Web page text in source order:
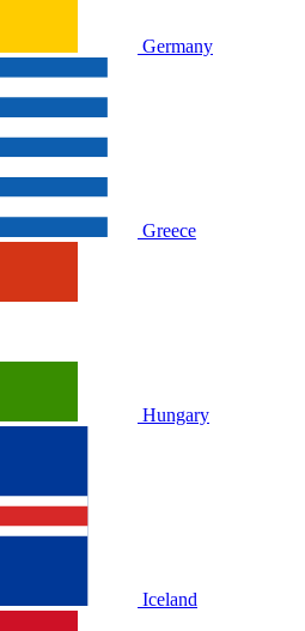
Germany
Greece
Hungary
Iceland